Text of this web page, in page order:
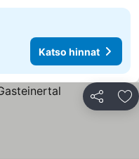
Katso hinnat
Jaa